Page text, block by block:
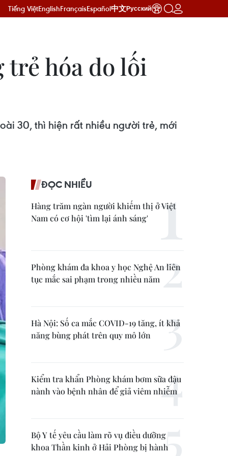
Tiếng ViệtEnglishFrançaisEspañol中文Русский
trẻ hóa do lối
30, thì hiện rất nhiều người trẻ, mới
ĐỌC NHIỀU
Hàng trăm ngàn người khiếm thị ở Việt
Nam có cơ hội 'tìm lại ánh sáng'
Phòng khám đa khoa y học Nghệ An liên
tục mắc sai phạm trong nhiều năm
Hà Nội: Số ca mắc COVID-19 tăng, ít khả
năng bùng phát trên quy mô lớn
Kiểm tra khẩn Phòng khám bơm sữa đậu
nành vào bệnh nhân để giả viêm nhiễm
Bộ Y tế yêu cầu làm rõ vụ điều dưỡng
khoa Thần kinh ở Hải Phòng bị hành